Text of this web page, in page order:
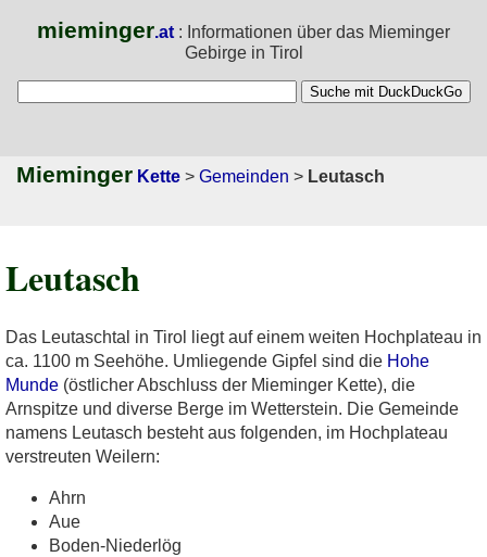
Leutasch
Das Leutaschtal in Tirol liegt auf einem weiten Hochplateau in
ca. 1100 m Seehöhe. Umliegende Gipfel sind die Hohe
Munde (östlicher Abschluss der Mieminger Kette), die
Arnspitze und diverse Berge im Wetterstein. Die Gemeinde
namens Leutasch besteht aus folgenden, im Hochplateau
verstreuten Weilern:
Ahrn
Aue
Boden-Niederlög
mieminger.at : Informationen über das Mieminger
Gebirge in Tirol
Mieminger Kette > Gemeinden > Leutasch